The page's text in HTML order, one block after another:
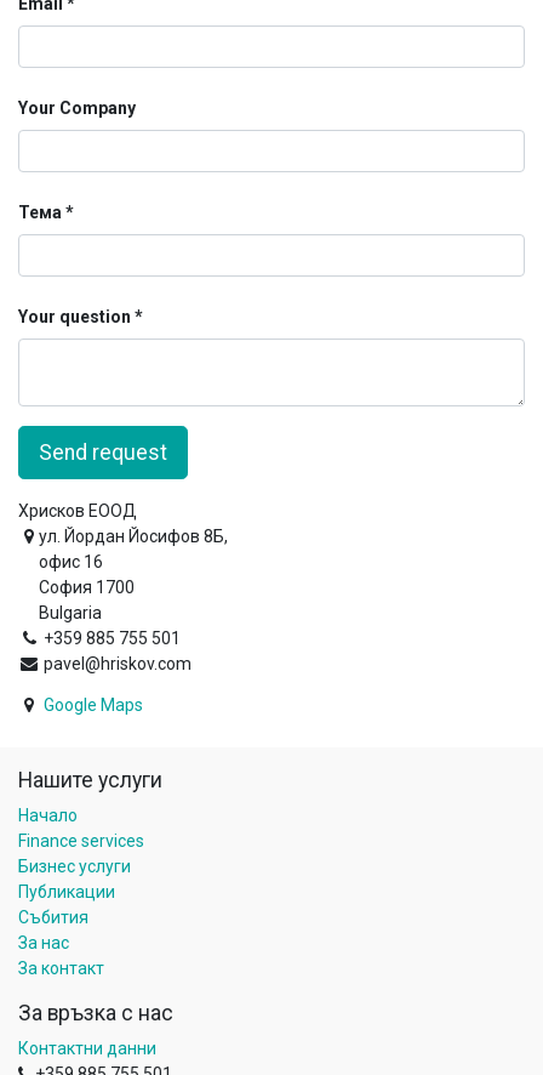
Your Company
Тема
Your question
Send request
Хрисков ЕООД
ул. Йордан Йосифов 8Б,
офис 16
София 1700
Bulgaria
+359 885 755 501
pavel@hriskov.com
Google Maps
Нашите услуги
Начало
Finance services
Бизнес услуги
Публикации
Събития
За нас
За контакт
За връзка с нас
Контактни данни